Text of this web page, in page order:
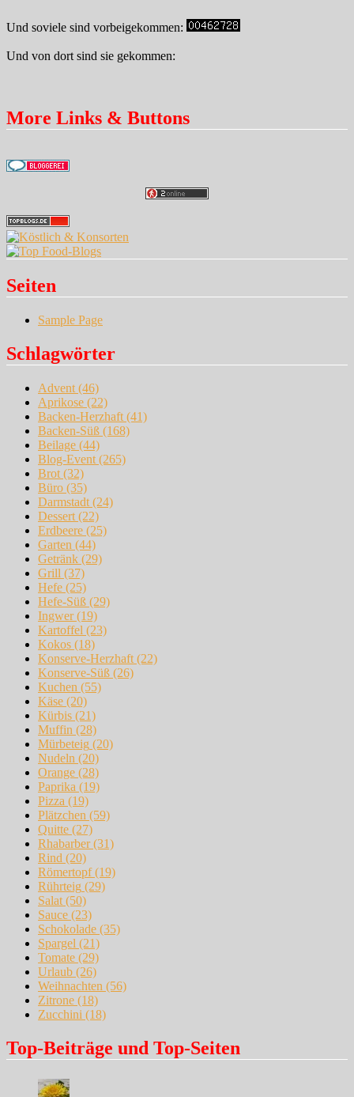
Und soviele sind vorbeigekommen:
Und von dort sind sie gekommen:
More Links & Buttons
Seiten
Sample Page
Schlagwörter
Advent (46)
Aprikose (22)
Backen-Herzhaft (41)
Backen-Süß (168)
Beilage (44)
Blog-Event (265)
Brot (32)
Büro (35)
Darmstadt (24)
Dessert (22)
Erdbeere (25)
Garten (44)
Getränk (29)
Grill (37)
Hefe (25)
Hefe-Süß (29)
Ingwer(19)
Kartoffel (23)
Kokos (18)
Konserve-Herzhaft (22)
Konserve-Süß (26)
Kuchen (55)
Käse (20)
Kürbis (21)
Muffin (28)
Mürbeteig (20)
Nudeln (20)
Orange (28)
Paprika (19)
Pizza (19)
Plätzchen (59)
Quitte (27)
Rhabarber(31)
Rind (20)
Römertopf(19)
Rührteig (29)
Salat (50)
Sauce (23)
Schokolade (35)
Spargel (21)
Tomate (29)
Urlaub (26)
Weihnachten (56)
Zitrone (18)
Zucchini (18)
Top-Beiträge und Top-Seiten